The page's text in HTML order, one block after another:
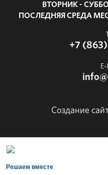
ВТОРНИК -
ПОСЛЕДНЯЯ СРЕДА
+7
Создание
Решаем вместе